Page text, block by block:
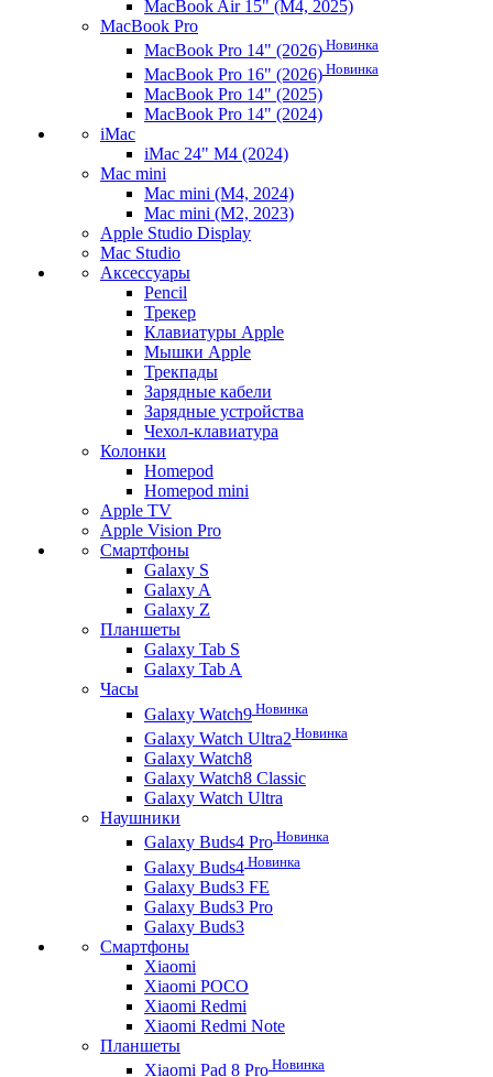
MacBook Air 15" (M4, 2025)
MacBook Pro
MacBook Pro 14" (2026) Новинка
MacBook Pro 16" (2026) Новинка
MacBook Pro 14" (2025)
MacBook Pro 14" (2024)
iMac
iMac 24" M4 (2024)
Mac mini
Mac mini (M4, 2024)
Mac mini (M2, 2023)
Apple Studio Display
Mac Studio
Аксессуары
Pencil
Трекер
Клавиатуры Apple
Мышки Apple
Трекпады
Зарядные кабели
Зарядные устройства
Чехол-клавиатура
Колонки
Homepod
Homepod mini
Apple TV
Apple Vision Pro
Смартфоны
Galaxy S
Galaxy A
Galaxy Z
Планшеты
Galaxy Tab S
Galaxy Tab A
Часы
Galaxy Watch9 Новинка
Galaxy Watch Ultra2 Новинка
Galaxy Watch8
Galaxy Watch8 Classic
Galaxy Watch Ultra
Наушники
Galaxy Buds4 Pro Новинка
Galaxy Buds4 Новинка
Galaxy Buds3 FE
Galaxy Buds3 Pro
Galaxy Buds3
Смартфоны
Xiaomi
Xiaomi POCO
Xiaomi Redmi
Xiaomi Redmi Note
Планшеты
Xiaomi Pad 8 Pro Новинка